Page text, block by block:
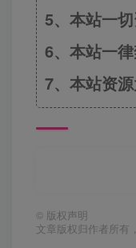
5、本站一
6、本站一
7、本站资
© 版权声明
文章版权归作者所有